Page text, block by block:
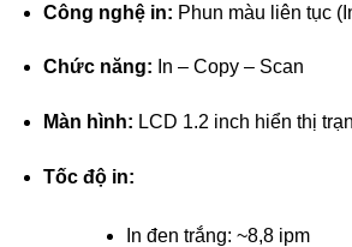
Công nghệ in: Phun màu liên tục
Chức năng: In – Copy – Scan
Màn hình: LCD 1.2 inch hiển thị
Tốc độ in:
In đen trắng: ~8,8 ipm